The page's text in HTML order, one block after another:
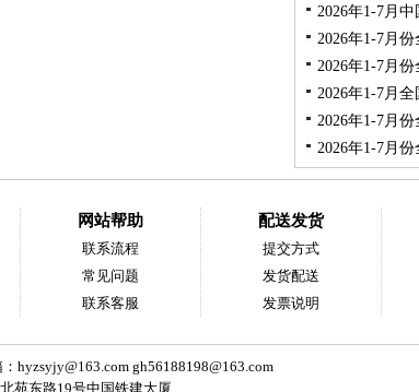
2026年1-7月
2026年1-7月
2026年1-7月
2026年1-7月
2026年1-7月
2026年1-7月
网站帮助
联系流程
常见问题
联系客服
配送发货
提交方式
发货配送
发票说明
hyzsyjy@163.com gh56188198@163.com
苑东路19号中国铁建大厦